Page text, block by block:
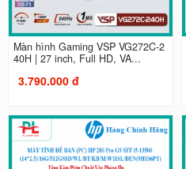
Màn hình Gaming VSP VG272C-2
40H | 27 inch, Full HD, VA...
3.790.000 đ